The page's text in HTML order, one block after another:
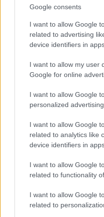
Google consents
I want to allow Google
related to advertising
device identifiers in
I want to allow my user
Google for online
I want to allow Google
personalized advertising.
I want to allow Google
related to analytics like
device identifiers in
I want to allow Google
related to functionality
I want to allow Google
related to
Δεν ξεχνάμε τους
τους νέους και τις
αναβάθμιση των
προετοιμασία της
της σταδιοδρομίας
πρόγραμμα τουΕΣΠΑ
και Κοινωνική